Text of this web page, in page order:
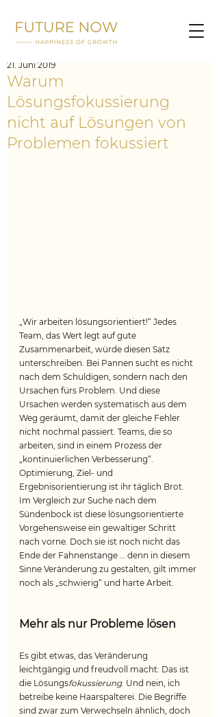
Warum
Lösungsfokussierung
nicht auf Lösungen von
Problemen fokussiert
21. Juni 2019
„Wir arbeiten lösungsorientiert!“ Jedes
Team, das Wert legt auf gute
Zusammenarbeit, würde diesen Satz
unterschreiben. Bei Pannen sucht es nicht
nach dem Schuldigen, sondern nach den
Ursachen fürs Problem. Und diese
Ursachen werden systematisch aus dem
Weg geräumt, damit der gleiche Fehler
nicht nochmal passiert. Teams, die so
arbeiten, sind in einem Prozess der
„kontinuierlichen Verbesserung“.
Optimierung, Ziel- und
Ergebnisorientierung ist ihr täglich Brot.
Im Vergleich zur Suche nach dem
Sündenbock ist diese lösungsorientierte
Vorgehensweise ein gewaltiger Schritt
nach vorne. Doch sie ist noch nicht das
Ende der Fahnenstange … denn in diesem
Sinne Veränderung zu gestalten, gilt immer
noch als „schwierig“ und harte Arbeit.
Mehr als nur Probleme lösen
Es gibt etwas, das Veränderung
leichtgängig und freudvoll macht: Das ist
die Lösungsfokussierung. Und nein, ich
betreibe keine Haarspalterei. Die Begriffe
sind zwar zum Verwechseln ähnlich, doch